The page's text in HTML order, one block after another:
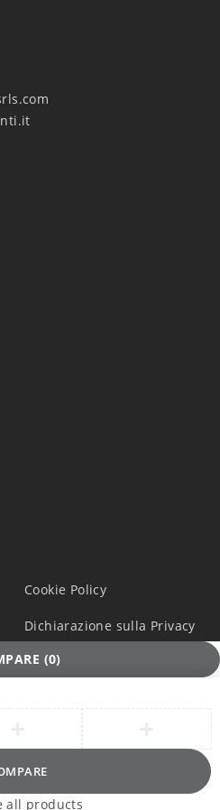
Cookie Policy
Dichiarazione sulla Privacy
(0)
all products